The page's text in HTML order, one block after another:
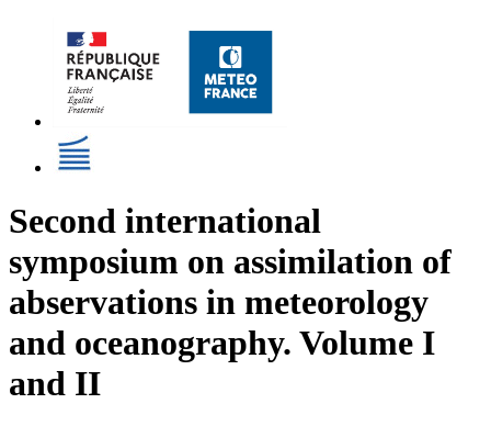
Second international
symposium on assimilation of
abservations in meteorology
and oceanography. Volume I
and II